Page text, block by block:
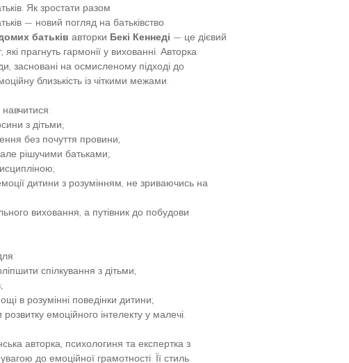
Як зростати разом
— новий погляд на батьківство
батьків авторки Бекі Кеннеді — це дієвий
які прагнуть гармонії у вихованні. Авторка
засновані на осмисленому підході до
близькість із чіткими межами.
з дітьми;
без почуття провини;
рішучими батьками;
дитини з розумінням, не зриваючись на
виховання, а путівник до побудови
спілкування з дітьми;
в розумінні поведінки дитини;
емоційного інтелекту у малечі.
авторка, психологиня та експертка з
до емоційної грамотності. Її стиль